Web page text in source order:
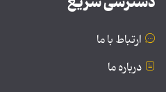
ارتباط با ما
درباره ما